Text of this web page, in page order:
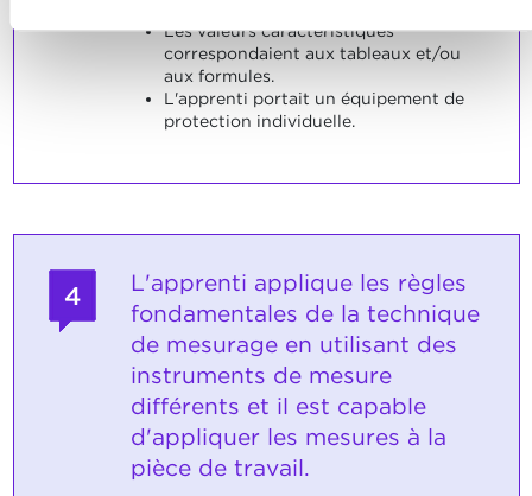
Les valeurs caractéristiques
correspondaient aux tableaux et/ou
aux formules.
L'apprenti portait un équipement de
protection individuelle.
4
L'apprenti applique les règles
fondamentales de la technique
de mesurage en utilisant des
instruments de mesure
différents et il est capable
d'appliquer les mesures à la
pièce de travail.